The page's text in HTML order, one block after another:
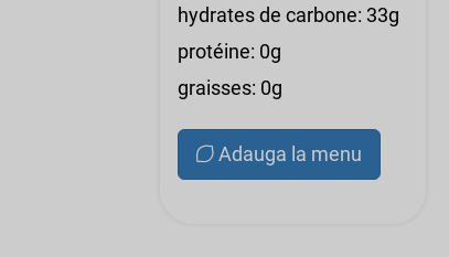
hydrates de carbone: 33g
protéine: 0g
graisses: 0g
Adauga la menu